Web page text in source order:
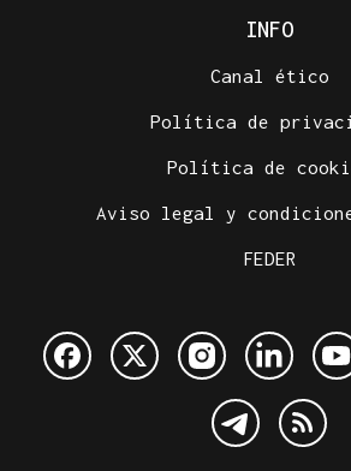
INFO
Canal ético
Política de
Política de
Aviso legal y
FEDER